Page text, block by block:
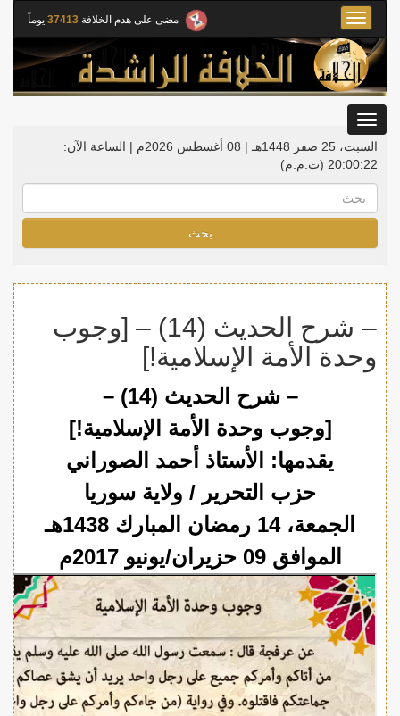
مضى على هدم الخلافة 37413 يوماً
Toggle
navigation
السبت، 25 صفر 1448هـ | 08 أغسطس 2026م |
الساعة الآن:
20:00:22 (ت.م.م)
بحث
– شرح الحديث (14) – [وجوب
وحدة الأمة الإسلامية!]
– شرح الحديث (14) –
[وجوب وحدة الأمة الإسلامية!]
يقدمها: الأستاذ أحمد الصوراني
حزب التحرير / ولاية سوريا
الجمعة، 14 رمضان المبارك 1438هـ
الموافق 09 حزيران/يونيو 2017م